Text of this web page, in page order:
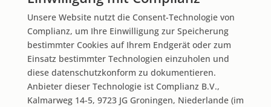
Unsere Website nutzt die Consent-Technologie von
Complianz, um Ihre Einwilligung zur Speicherung
bestimmter Cookies auf Ihrem Endgerät oder zum
Einsatz bestimmter Technologien einzuholen und
diese datenschutzkonform zu dokumentieren.
Anbieter dieser Technologie ist Complianz B.V.,
Kalmarweg 14-5, 9723 JG Groningen, Niederlande (im